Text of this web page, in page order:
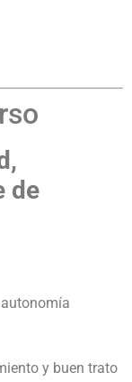
de
y buen trato